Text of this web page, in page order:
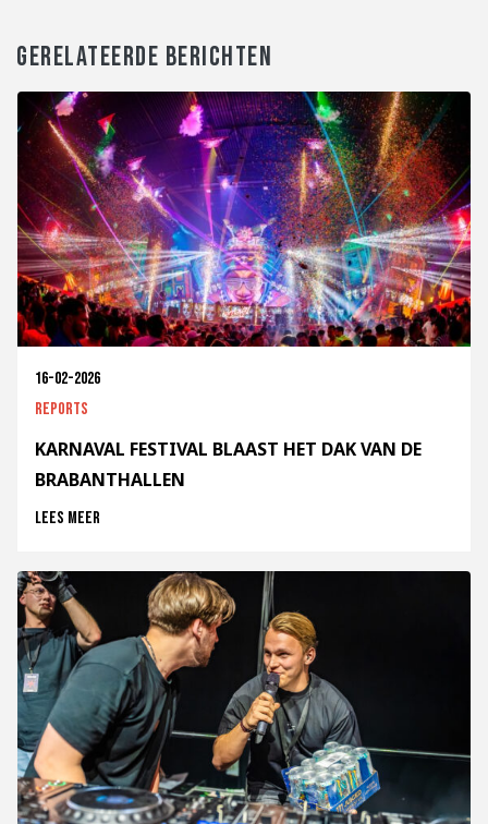
GERELATEERDE BERICHTEN
16-02-2026
Reports
KARNAVAL FESTIVAL BLAAST HET DAK VAN DE
BRABANTHALLEN
Lees meer